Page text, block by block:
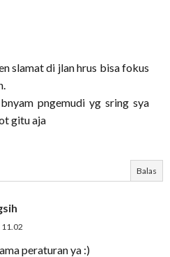
slamat di jlan hrus bisa fokus
pngemudi yg sring sya
gitu aja
Balas
11.02
peraturan ya :)